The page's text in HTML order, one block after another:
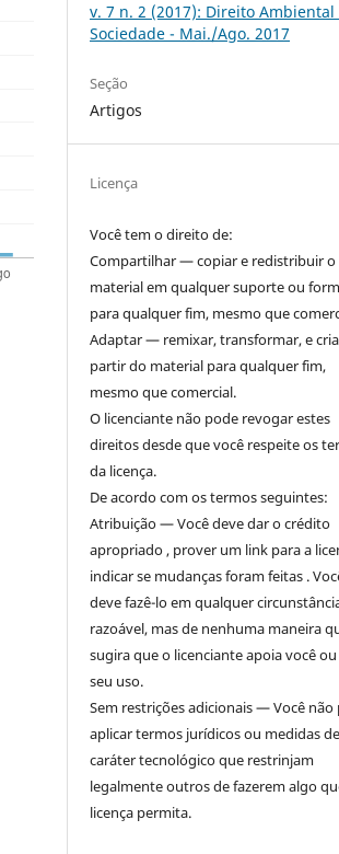
v. 7 n. 2 (2017): Direito Ambiental
Sociedade - Mai./Ago. 2017
Seção
Artigos
Licença
Você tem o direito de:
Compartilhar — copiar e redistribuir o
material em qualquer suporte ou
para qualquer fim, mesmo que
Adaptar — remixar, transformar, e
partir do material para qualquer fim,
mesmo que comercial.
O licenciante não pode revogar estes
direitos desde que você respeite os
da licença.
De acordo com os termos seguintes:
Atribuição — Você deve dar o crédito
apropriado , prover um link para a
indicar se mudanças foram feitas .
deve fazê-lo em qualquer
razoável, mas de nenhuma maneira
sugira que o licenciante apoia você
seu uso.
Sem restrições adicionais — Você não
aplicar termos jurídicos ou medidas de
caráter tecnológico que restrinjam
legalmente outros de fazerem algo
licença permita.